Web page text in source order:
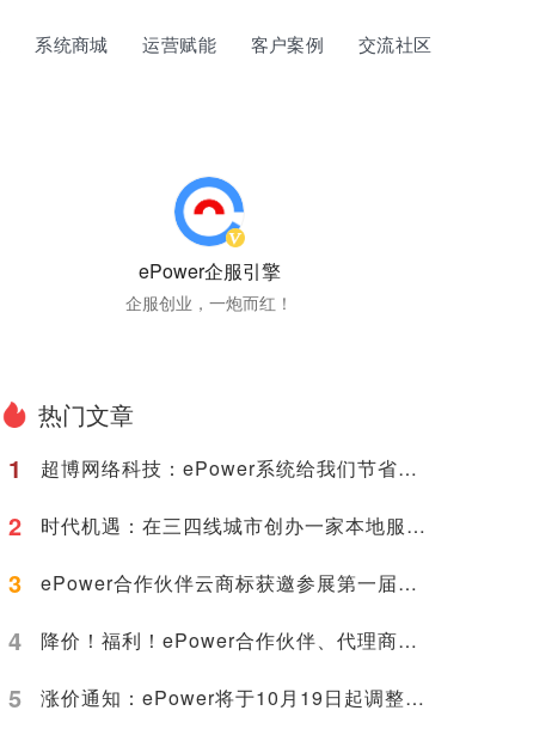
系统商城 运营赋能 客户案例 交流社区
ePower企服引擎
企服创业，一炮而红！
热门文章
1
超博网络科技：ePower系统给我们节省了很多的时间、人力与金钱成本！
2 时代机遇：在三四线城市创办一家本地服务的“阿里云”
3 ePower合作伙伴云商标获邀参展第一届中国—东盟人工智能峰会，并在新型智慧城市协同创新大赛荣获第一名！
4 降价！福利！ePower合作伙伴、代理商标注册价格低至268元，官微建站0成本
5 涨价通知：ePower将于10月19日起调整授权价格！